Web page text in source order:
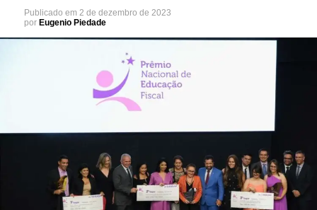
Publicado em 2 de dezembro de 2023
por Eugenio Piedade